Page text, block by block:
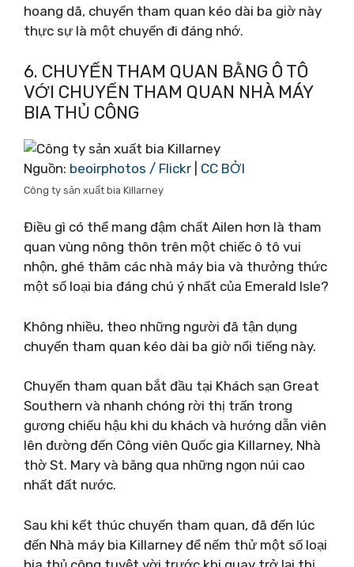
hoang dã, chuyến tham quan kéo dài ba giờ này
thực sự là một chuyến đi đáng nhớ.
6. CHUYẾN THAM QUAN BẰNG Ô TÔ
VỚI CHUYẾN THAM QUAN NHÀ MÁY
BIA THỦ CÔNG
Nguồn: beoirphotos / Flickr CC BỞI
Công ty sản xuất bia Killarney
Điều gì có thể mang đậm chất Ailen hơn là tham
quan vùng nông thôn trên một chiếc ô tô vui
nhộn, ghé thăm các nhà máy bia và thưởng thức
một số loại bia đáng chú ý nhất của Emerald Isle?
Không nhiều, theo những người đã tận dụng
chuyến tham quan kéo dài ba giờ nổi tiếng này.
Chuyến tham quan bắt đầu tại Khách sạn Great
Southern và nhanh chóng rời thị trấn trong
gương chiếu hậu khi du khách và hướng dẫn viên
lên đường đến Công viên Quốc gia Killarney, Nhà
thờ St. Mary và băng qua những ngọn núi cao
nhất đất nước.
Sau khi kết thúc chuyến tham quan, đã đến lúc
đến Nhà máy bia Killarney để nếm thử một số loại